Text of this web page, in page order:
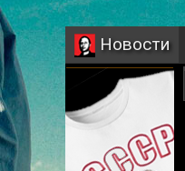
Новости